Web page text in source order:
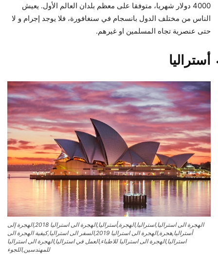
4000 دولار شهريا، متوفقا على معظم بلدان العالم الأول. يعيش
الناس من مختلف الدول بانسجام في سنغافورة، فلا يوجد إجرام و لا
حتى عنصرية تجاه المسلمين او غيرهم.
أستراليا
الهجرة الى استراليا,استراليا,الهجرة,أستراليا,الهجرة الى استراليا 2018,الهجرة إلى
أستراليا,هجرة,الهجرة الى استراليا 2019,السفر الى استراليا,كيفية الهجرة الى
استراليا,الهجرة الى استراليا للاطباء,العمل في استراليا,الهجرة الى استراليا
للمهندسين,اللجوء